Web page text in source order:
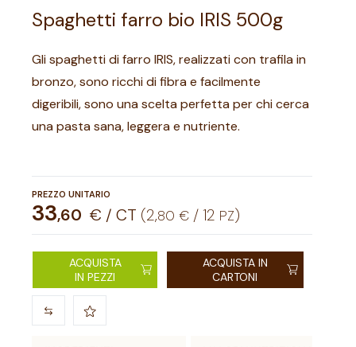
Spaghetti farro bio IRIS 500g
Gli spaghetti di farro IRIS, realizzati con trafila in
bronzo, sono ricchi di fibra e facilmente
digeribili, sono una scelta perfetta per chi cerca
una pasta sana, leggera e nutriente.
PREZZO UNITARIO
33,60 € / CT (2,80 € /12 PZ)
ACQUISTA
IN PEZZI
ACQUISTA IN
CARTONI